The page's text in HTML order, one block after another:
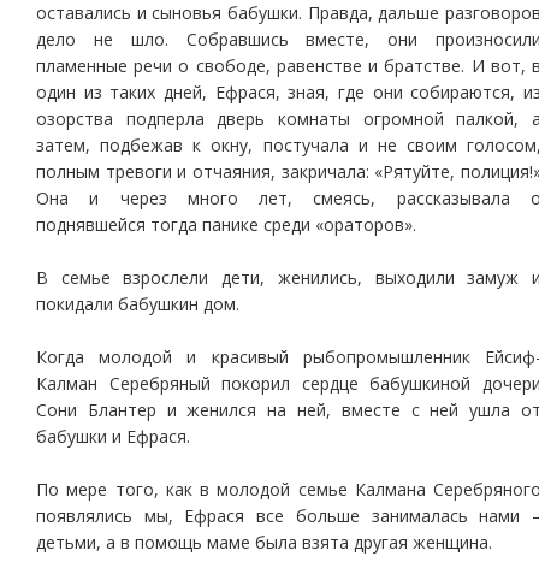
оставались и сыновья бабушки. Правда, дальше
дело не шло. Собравшись вместе, они
пламенные речи о свободе, равенстве и братстве. И вот,
один из таких дней, Ефрася, зная, где они собираются,
озорства подперла дверь комнаты огромной палкой,
затем, подбежав к окну, постучала и не своим
полным тревоги и отчаяния, закричала: «Рятуйте,
Она и через много лет, смеясь, рассказывала
поднявшейся тогда панике среди «ораторов».
В семье взрослели дети, женились, выходили замуж
покидали бабушкин дом.
Когда молодой и красивый рыбопромышленник
Калман Серебряный покорил сердце бабушкиной
Сони Блантер и женился на ней, вместе с ней ушла
бабушки и Ефрася.
По мере того, как в молодой семье Калмана
появлялись мы, Ефрася все больше занималась нами
детьми, а в помощь маме была взята другая женщина.